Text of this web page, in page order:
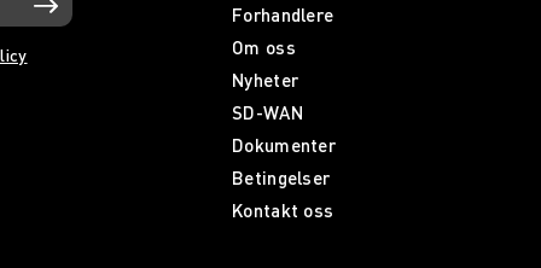
Forhandlere
Om oss
Nyheter
SD-WAN
Dokumenter
Betingelser
Kontakt oss